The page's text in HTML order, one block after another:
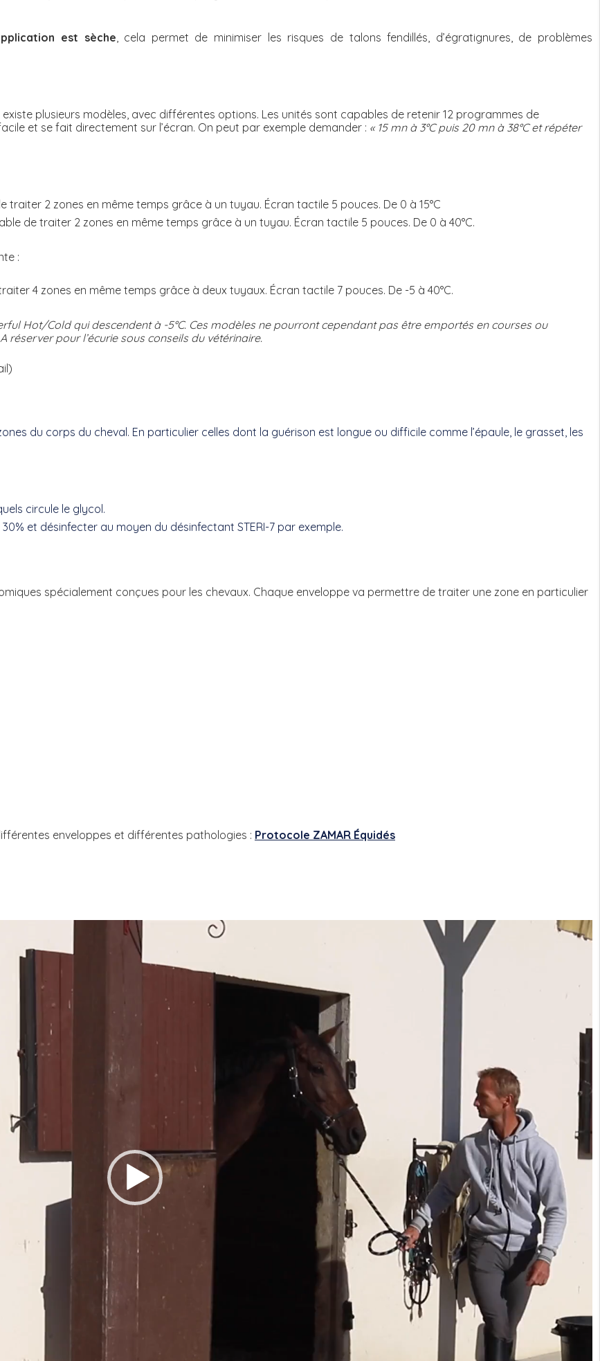
est sèche, cela permet de minimiser les risques de talons fendillés, d’égratignures, de problèmes
existe plusieurs modèles, avec différentes options. Les unités sont capables de retenir 12 programmes de
et se fait directement sur l’écran. On peut par exemple demander : « 15 mn à 3°C puis 20 mn à 38°C et répéter
traiter 2 zones en même temps grâce à un tuyau. Écran tactile 5 pouces. De 0 à 15°C
de traiter 2 zones en même temps grâce à un tuyau. Écran tactile 5 pouces. De 0 à 40°C.
:
4 zones en même temps grâce à deux tuyaux. Écran tactile 7 pouces. De -5 à 40°C.
Hot/Cold qui descendent à -5°C. Ces modèles ne pourront cependant pas être emportés en courses ou
pour l’écurie sous conseils du vétérinaire.
du corps du cheval. En particulier celles dont la guérison est longue ou difficile comme l’épaule, le grasset, les
circule le glycol.
et désinfecter au moyen du désinfectant STERI-7 par exemple.
spécialement conçues pour les chevaux. Chaque enveloppe va permettre de traiter une zone en particulier
enveloppes et différentes pathologies : Protocole ZAMAR Équidés